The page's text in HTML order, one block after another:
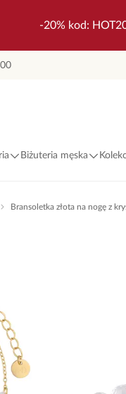
-20% kod:
Biżuteria męska
Bransoletka złota na nogę z